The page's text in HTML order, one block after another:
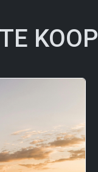
KOOP